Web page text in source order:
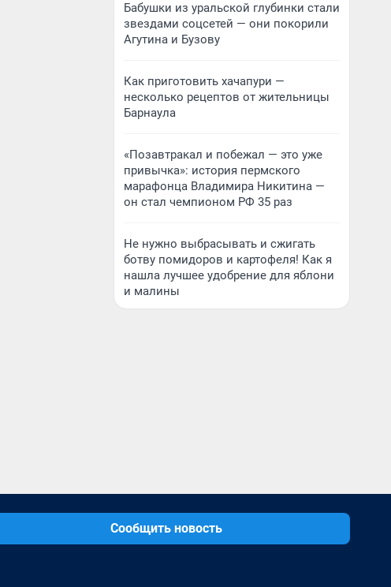
Бабушки из уральской глубинки стали
звездами соцсетей — они покорили
Агутина и Бузову
Как приготовить хачапури —
несколько рецептов от жительницы
Барнаула
«Позавтракал и побежал — это уже
привычка»: история пермского
марафонца Владимира Никитина —
он стал чемпионом РФ 35 раз
Не нужно выбрасывать и сжигать
ботву помидоров и картофеля! Как я
нашла лучшее удобрение для яблони
и малины
Сообщить новость